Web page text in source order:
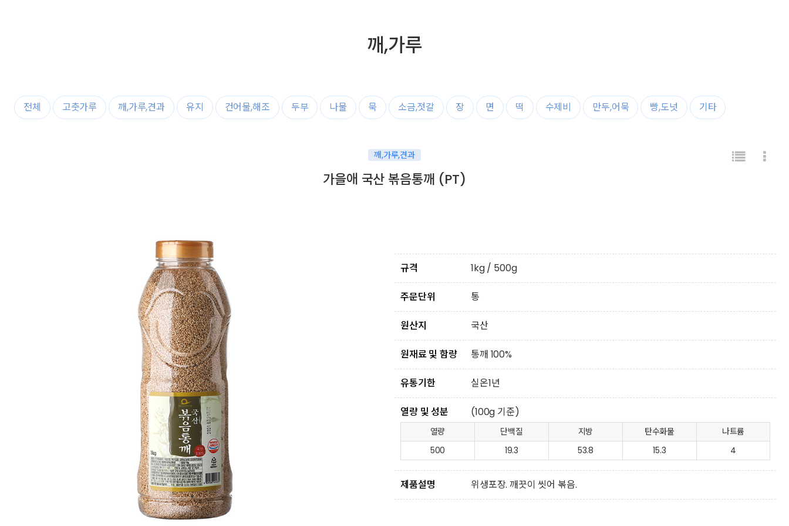
깨,가루
전체 고춧가루 깨,가루,견과 유지 건어물,해조 두부 나물 묵 소금,젓갈 장 면 떡 수제비 만두,어묵 빵,도넛 기타
깨,가루,견과
가을애 국산 볶음통깨 (PT)
규격 1kg / 500g
주문단위 통
원산지 국산
원재료 및 함량 통깨 100%
유통기한 실온1년
열량 및 성분 (100g 기준)
열량 단백질 지방 탄수화물
나트륨
500
19.3 53.8 15.3 4
제품설명 위생포장. 깨끗이 씻어 볶음.